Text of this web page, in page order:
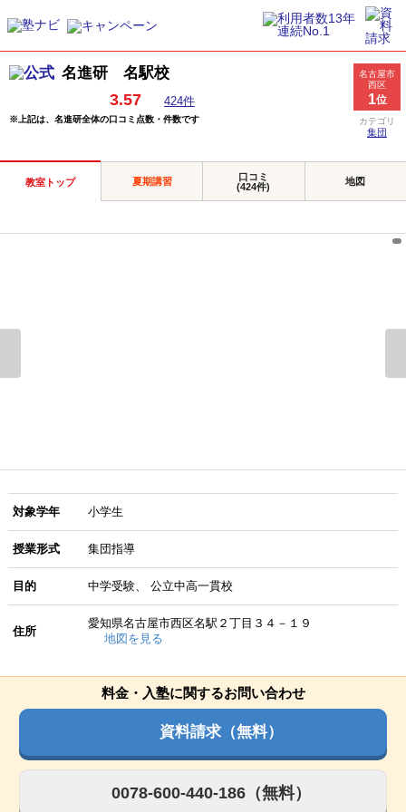
名進研 名駅校
3.57 424件
※上記は、名進研全体の口コミ点数・件数です
名古屋市
西区
1位
カテゴリ
集団
教室トップ 夏期講習
口コミ
(424件)
地図
対象学年 小学生
授業形式 集団指導
目的 中学受験 公立中高一貫校
住所
愛知県名古屋市西区名駅２丁目３４－１９
地図を見る
料金・入塾に関するお問い合わせ
資料請求（無料）
0078-600-440-186（無料）